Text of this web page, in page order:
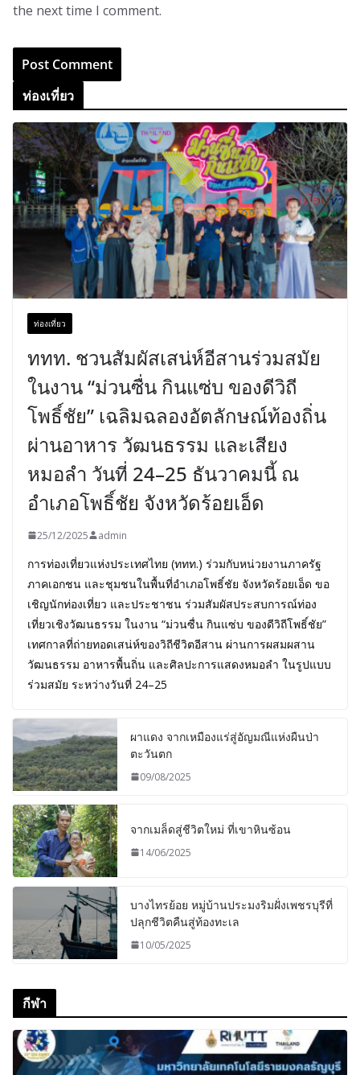
the next time I comment.
ท่องเที่ยว
ท่องเที่ยว
ททท. ชวนสัมผัสเสน่ห์อีสานร่วมสมัย
ในงาน “ม่วนซื่น กินแซ่บ ของดีวิถี
โพธิ์ชัย” เฉลิมฉลองอัตลักษณ์ท้องถิ่น
ผ่านอาหาร วัฒนธรรม และเสียง
หมอลำ วันที่ 24–25 ธันวาคมนี้ ณ
อำเภอโพธิ์ชัย จังหวัดร้อยเอ็ด
25/12/2025 admin
การท่องเที่ยวแห่งประเทศไทย (ททท.) ร่วมกับหน่วยงานภาครัฐ
ภาคเอกชน และชุมชนในพื้นที่อำเภอโพธิ์ชัย จังหวัดร้อยเอ็ด ขอ
เชิญนักท่องเที่ยว และประชาชน ร่วมสัมผัสประสบการณ์ท่อง
เที่ยวเชิงวัฒนธรรม ในงาน “ม่วนซื่น กินแซ่บ ของดีวิถีโพธิ์ชัย”
เทศกาลที่ถ่ายทอดเสน่ห์ของวิถีชีวิตอีสาน ผ่านการผสมผสาน
วัฒนธรรม อาหารพื้นถิ่น และศิลปะการแสดงหมอลำ ในรูปแบบ
ร่วมสมัย ระหว่างวันที่ 24–25
ผาแดง จากเหมืองแร่สู่อัญมณีแห่งผืนป่า
ตะวันตก
09/08/2025
จากเมล็ดสู่ชีวิตใหม่ ที่เขาหินซ้อน
14/06/2025
บางไทรย้อย หมู่บ้านประมงริมฝั่งเพชรบุรีที่
ปลุกชีวิตคืนสู่ท้องทะเล
10/05/2025
กีฬา